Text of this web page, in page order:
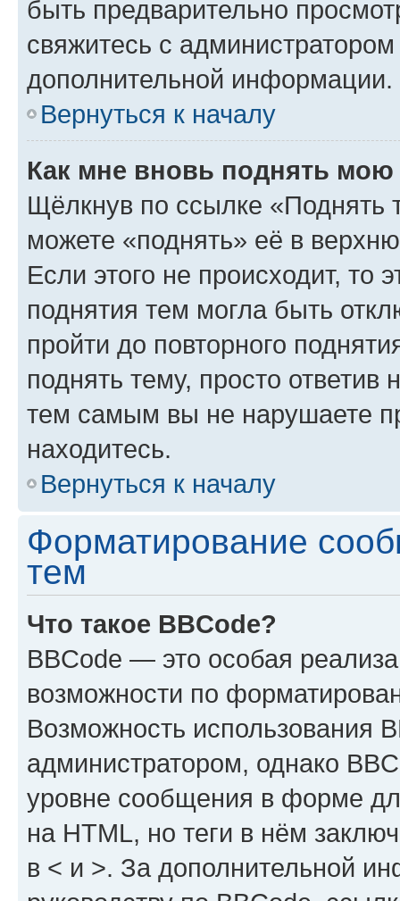
быть предварительно
свяжитесь с
дополнительной информации.
Вернуться к началу
Как мне вновь поднять мою
Щёлкнув по ссылке «Поднять
можете «поднять» её в
Если этого не происходит, то
поднятия тем могла быть
пройти до повторного
поднять тему, просто ответив
тем самым вы не нарушаете
находитесь.
Вернуться к началу
Форматирование
тем
Что такое BBCode?
BBCode — это особая
возможности по
Возможность использования
администратором, однако
уровне сообщения в форме
на HTML, но теги в нём
в < и >. За дополнительной